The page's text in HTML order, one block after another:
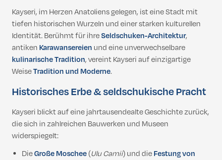
Kayseri, im Herzen Anatoliens gelegen, ist eine Stadt mit
tiefen historischen Wurzeln und einer starken kulturellen
Identität. Berühmt für ihreSeldschuken-Architektur,
antiken Karawansereien und eine unverwechselbare
kulinarische Tradition, vereint Kayseri auf einzigartige
WeiseTradition und Moderne.
Historisches Erbe & seldschukische Pracht
Kayseri blickt auf eine jahrtausendealte Geschichte zurück,
die sich in zahlreichen Bauwerken und Museen
widerspiegelt:
DieGroße Moschee(Ulu Camii) und dieFestung von